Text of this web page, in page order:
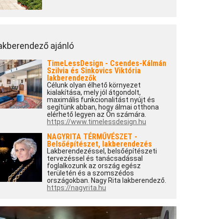
ajánló
TimeLessDesign - Csendes-Kálmán
Szilvia és Sinkovics Viktória
lakberendezők
Célunk olyan élhető környezet
kialakítása, mely jól átgondolt,
maximális funkcionalitást nyújt és
segítünk abban, hogy álmai otthona
elérhető legyen az Ön számára.
https://www.timelessdesign.hu
NAGYRITA TÉRMŰVÉSZET -
Belsőépítészet, lakberendezés
Lakberendezéssel, belsőépítészeti
tervezéssel és tanácsadással
foglalkozunk az ország egész
területén és a szomszédos
országokban. Nagy Rita lakberendező.
https://nagyrita.hu